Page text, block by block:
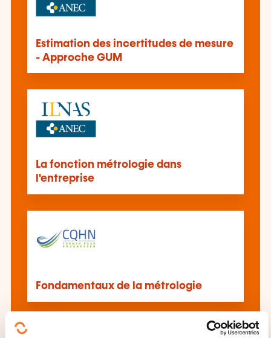
Estimation des incertitudes de mesure
- Approche GUM
La fonction métrologie dans
l'entreprise
Fondamentaux de la métrologie